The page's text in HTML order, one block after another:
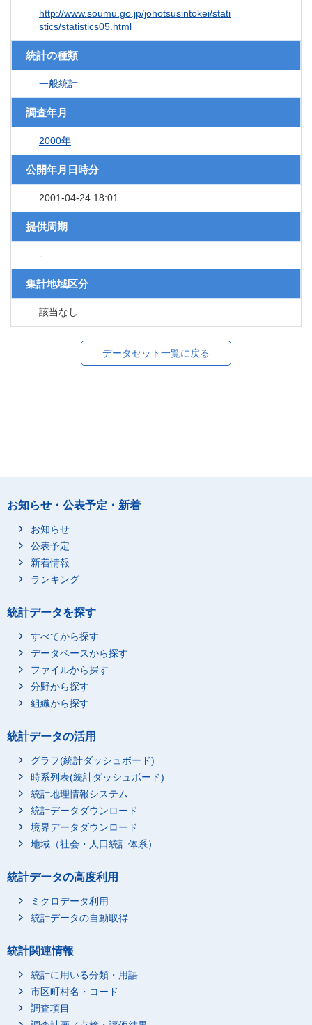
http://www.soumu.go.jp/johotsusintokei/stati
stics/statistics05.html
統計の種類
一般統計
調査年月
2000年
公開年月日時分
2001-04-24 18:01
提供周期
-
集計地域区分
該当なし
データセット一覧に戻る
お知らせ・公表予定・新着
お知らせ
公表予定
新着情報
ランキング
統計データを探す
すべてから探す
データベースから探す
ファイルから探す
分野から探す
組織から探す
統計データの活用
グラフ(統計ダッシュボード)
時系列表(統計ダッシュボード)
統計地理情報システム
統計データダウンロード
境界データダウンロード
地域（社会・人口統計体系）
統計データの高度利用
ミクロデータ利用
統計データの自動取得
統計関連情報
統計に用いる分類・用語
市区町村名・コード
調査項目